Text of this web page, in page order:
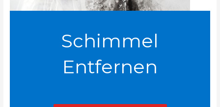
Schimmel
Entfernen